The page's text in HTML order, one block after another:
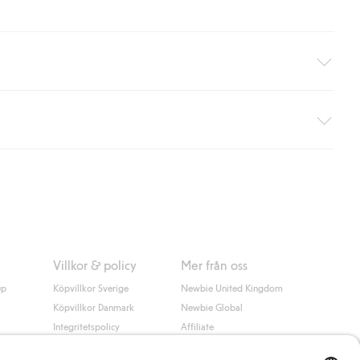
ej hemleverans). Frakten tas bort per automatik efter du
Villkor & policy
Köpvillkor Sverige
Köpvillkor Danmark
Integritetspolicy
Mer från oss
Newbie United Kingdom
Newbie Global
Affiliate